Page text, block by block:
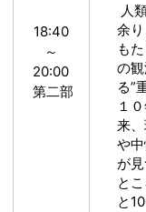
18:40
～
20:00
第二部
人
余
も
の
る”
１
来
や
が
と
と